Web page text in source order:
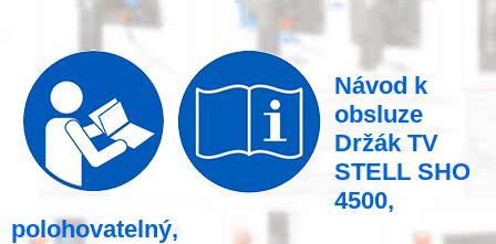
Návod k
obsluze
Držák TV
STELL SHO
4500,
polohovatelný,